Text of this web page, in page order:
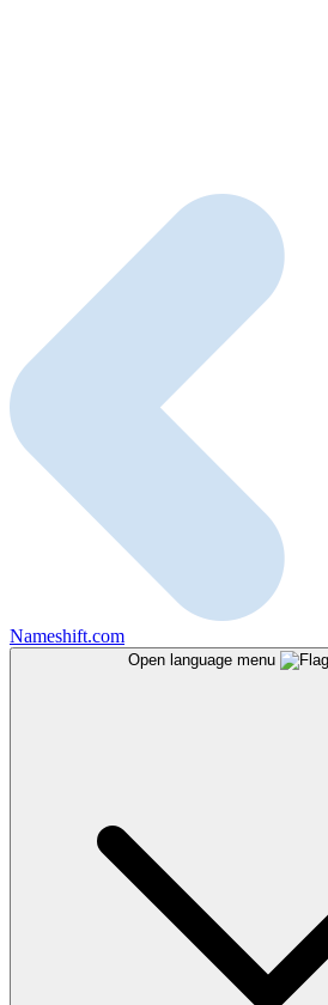
Nameshift.com
Open language menu